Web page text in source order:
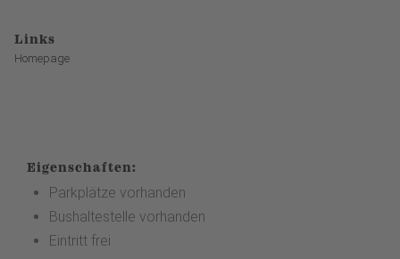
Links
Homepage
Eigenschaften:
Parkplätze vorhanden
Bushaltestelle vorhanden
Eintritt frei